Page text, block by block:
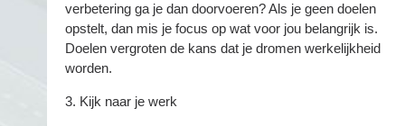
verbetering ga je dan doorvoeren? Als je geen doelen
opstelt, dan mis je focus op wat voor jou belangrijk is.
Doelen vergroten de kans dat je dromen werkelijkheid
worden.
3. Kijk naar je werk